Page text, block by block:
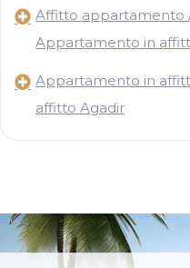
Affitto appartamento
Appartamento in
Appartamento in
affitto Agadir